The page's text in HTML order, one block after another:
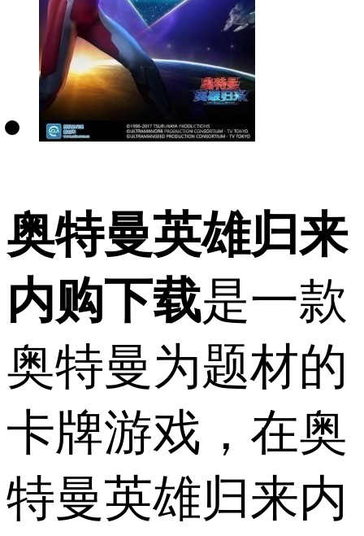
奥特曼英雄归来
内购下载是一款
奥特曼为题材的
卡牌游戏，在奥
特曼英雄归来内